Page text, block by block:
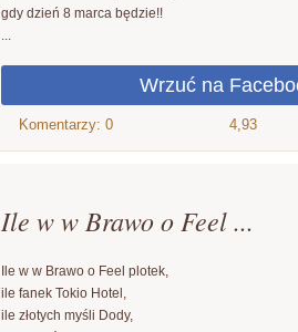
gdy dzień 8 marca będzie!!
...
4,93
Ile w w Brawo o Feel ...
Ile w w Brawo o Feel plotek,
ile fanek Tokio Hotel,
ile złotych myśli Dody,